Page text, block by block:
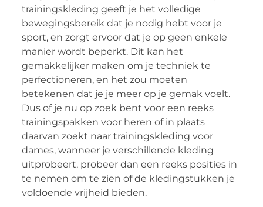
trainingskleding geeft je het volledige
bewegingsbereik dat je nodig hebt voor je
sport, en zorgt ervoor dat je op geen enkele
manier wordt beperkt. Dit kan het
gemakkelijker maken om je techniek te
perfectioneren, en het zou moeten
betekenen dat je je meer op je gemak voelt.
Dus of je nu op zoek bent voor een reeks
trainingspakken voor heren of in plaats
daarvan zoekt naar trainingskleding voor
dames, wanneer je verschillende kleding
uitprobeert, probeer dan een reeks posities in
te nemen om te zien of de kledingstukken je
voldoende vrijheid bieden.